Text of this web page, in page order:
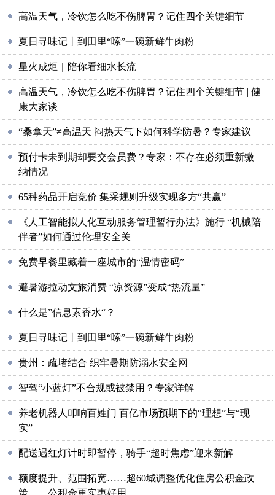
高温天气，冷饮怎么吃不伤脾胃？记住四个关键细节
夏日寻味记丨到田里“嗦”一碗新鲜牛肉粉
星火成炬｜陪你看细水长流
高温天气，冷饮怎么吃不伤脾胃？记住四个关键细节 | 健
康大家谈
“桑拿天”≠高温天 闷热天气下如何科学防暑？专家建议
预付卡未到期却要交会员费？专家：不存在必须重新缴
纳情况
65种药品开启竞价 集采规则升级实现多方“共赢”
《人工智能拟人化互动服务管理暂行办法》施行 “机械陪
伴者”如何通过伦理安全关
免费早餐里藏着一座城市的“温情密码”
避暑游拉动文旅消费 “凉资源”变成“热流量”
什么是”信息素香水“？
夏日寻味记丨到田里“嗦”一碗新鲜牛肉粉
贵州：疏堵结合 织牢暑期防溺水安全网
智驾“小蓝灯”不合规或被禁用？专家详解
养老机器人叩响百姓门 百亿市场预期下的“理想”与“现
实”
配送遇红灯计时即暂停，骑手“超时焦虑”迎来新解
额度提升、范围拓宽……超60城调整优化住房公积金政
策——公积金更实惠好用